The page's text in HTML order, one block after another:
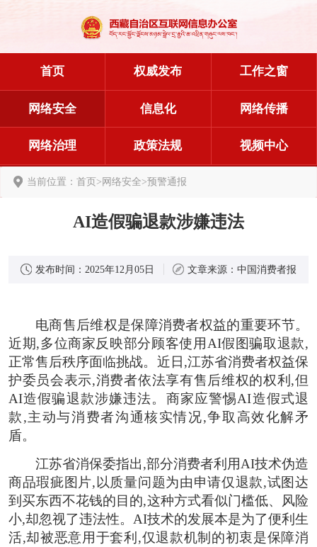
首页 权威发布 工作之窗
网络安全 信息化 网络传播
网络治理 政策法规 视频中心
当前位置： 首页>网络安全>预警通报
AI造假骗退款涉嫌违法
发布时间： 2025年12月05日 文章来源： 中国消费者报
电商售后维权是保障消费者权益的重要环节。
近期,多位商家反映部分顾客使用AI假图骗取退款,
正常售后秩序面临挑战。近日,江苏省消费者权益保
护委员会表示,消费者依法享有售后维权的权利,但
AI造假骗退款涉嫌违法。商家应警惕AI造假式退
款,主动与消费者沟通核实情况,争取高效化解矛
盾。
江苏省消保委指出,部分消费者利用AI技术伪造
商品瑕疵图片,以质量问题为由申请仅退款,试图达
到买东西不花钱的目的,这种方式看似门槛低、风险
小,却忽视了违法性。AI技术的发展本是为了便利生
活,却被恶意用于套利,仅退款机制的初衷是保障消